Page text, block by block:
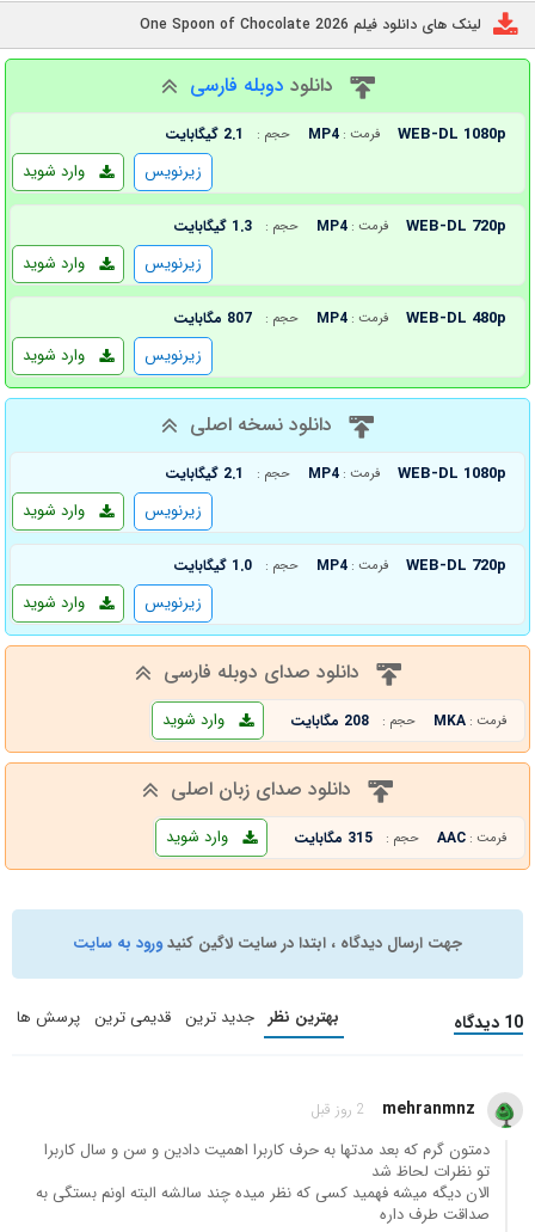
لینک های دانلود فیلم One Spoon of Chocolate 2026
دانلود دوبله فارسی
WEB-DL 1080p فرمت : MP4 حجم : 2.1 گیگابایت
وارد شوید زیرنویس
WEB-DL 720p فرمت : MP4 حجم : 1.3 گیگابایت
وارد شوید زیرنویس
WEB-DL 480p فرمت : MP4 حجم : 807 مگابایت
وارد شوید زیرنویس
دانلود نسخه اصلی
WEB-DL 1080p فرمت : MP4 حجم : 2.1 گیگابایت
وارد شوید زیرنویس
WEB-DL 720p فرمت : MP4 حجم : 1.0 گیگابایت
وارد شوید زیرنویس
دانلود صدای دوبله فارسی
فرمت : MKA حجم : 208 مگابایت وارد شوید
دانلود صدای زبان اصلی
فرمت : AAC حجم : 315 مگابایت وارد شوید
جهت ارسال دیدگاه ، ابتدا در سایت لاگین کنیدورود به سایت
10 دیدگاه بهترین نظر جدید ترین قدیمی ترین پرسش ها
mehranmnz 2 روز قبل
دمتون گرم که بعد مدتها به حرف کاربرا اهمیت دادین و سن و سال کاربرا
تو نظرات لحاظ شد
الان دیگه میشه فهمید کسی که نظر میده چند سالشه البته اونم بستگی به
صداقت طرف داره